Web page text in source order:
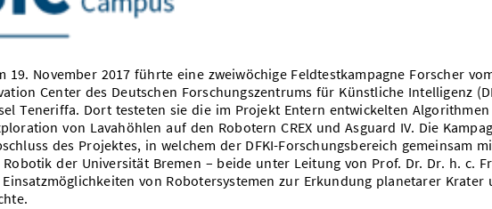
19. November 2017 führte eine zweiwöchige Feldtestkampagne Forscher
Center des Deutschen Forschungszentrums für Künstliche Intelligenz
Teneriffa. Dort testeten sie die im Projekt Entern entwickelten
von Lavahöhlen auf den Robotern CREX und Asguard IV. Die
des Projektes, in welchem der DFKI-Forschungsbereich gemeinsam
der Universität Bremen – beide unter Leitung von Prof. Dr. Dr. h. c.
von Robotersystemen zur Erkundung planetarer Krater